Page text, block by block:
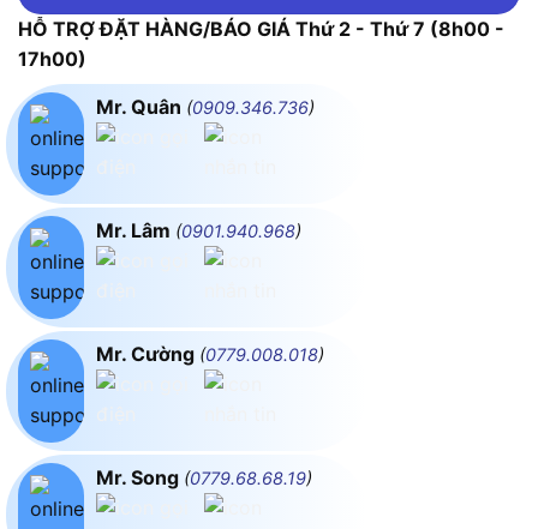
HỖ TRỢ ĐẶT HÀNG/BÁO GIÁ Thứ 2 - Thứ 7 (8h00 -
17h00)
Mr. Quân (0909.346.736)
Mr. Lâm (0901.940.968)
Mr. Cường (0779.008.018)
Mr. Song (0779.68.68.19)